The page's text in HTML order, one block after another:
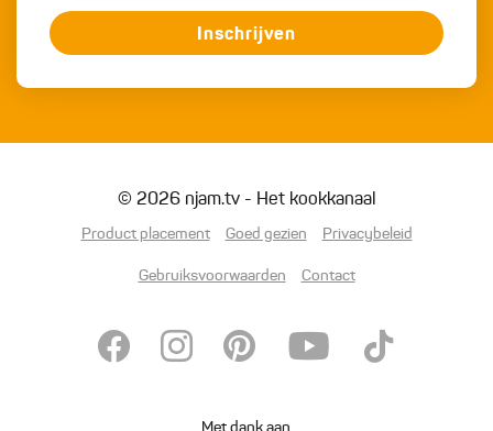
Inschrijven
© 2026 njam.tv - Het kookkanaal
Product placement Goed gezien Privacybeleid
Gebruiksvoorwaarden Contact